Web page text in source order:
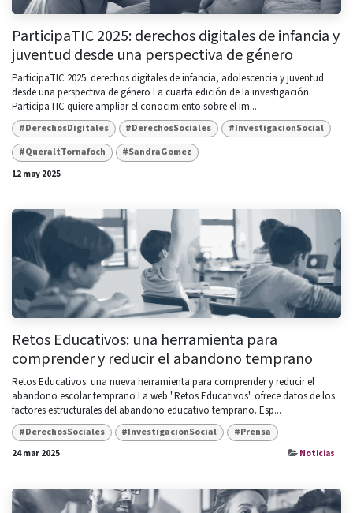
ParticipaTIC 2025: derechos digitales de infancia y
juventud desde una perspectiva de género
ParticipaTIC 2025: derechos digitales de infancia, adolescencia y juventud
desde una perspectiva de género La cuarta edición de la investigación
ParticipaTIC quiere ampliar el conocimiento sobre el im...
#DerechosDigitales #DerechosSociales
#InvestigacionSocial
#QueraltTornafoch
#SandraGomez
12 may 2025
Retos Educativos: una herramienta para
comprender y reducir el abandono temprano
Retos Educativos: una nueva herramienta para comprender y reducir el
abandono escolar temprano La web "Retos Educativos" ofrece datos de los
factores estructurales del abandono educativo temprano. Esp...
#DerechosSociales #InvestigacionSocial
#Prensa
24 mar 2025
Noticias